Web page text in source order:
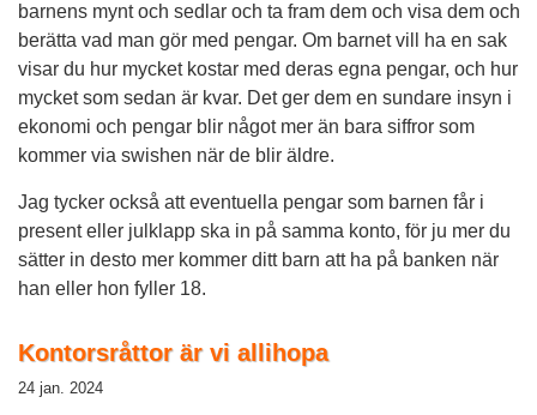
barnens mynt och sedlar och ta fram dem och visa dem och
berätta vad man gör med pengar. Om barnet vill ha en sak
visar du hur mycket kostar med deras egna pengar, och hur
mycket som sedan är kvar. Det ger dem en sundare insyn i
ekonomi och pengar blir något mer än bara siffror som
kommer via swishen när de blir äldre.
Jag tycker också att eventuella pengar som barnen får i
present eller julklapp ska in på samma konto, för ju mer du
sätter in desto mer kommer ditt barn att ha på banken när
han eller hon fyller 18.
Kontorsråttor är vi allihopa
24 jan. 2024